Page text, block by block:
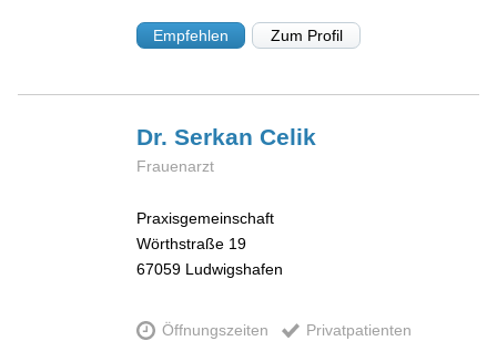
Empfehlen Zum Profil
Dr. SerkanCelik
Frauenarzt
Praxisgemeinschaft
Wörthstraße 19
67059 Ludwigshafen
Öffnungszeiten Privatpatienten